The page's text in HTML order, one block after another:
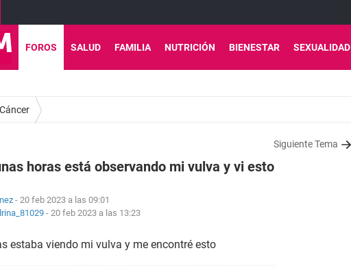
FOROS SALUD FAMILIA NUTRICIÓN BIENESTAR SEXUALIDAD
Cáncer
Siguiente Tema
horas está observando mi vulva y vi esto
- 20 feb 2023 a las 09:01
- 20 feb 2023 a las 13:23
estaba viendo mi vulva y me encontré esto